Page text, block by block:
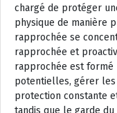
chargé de protéger
physique de manière
rapprochée se
rapprochée et
rapprochée est formé
potentielles, gérer les
protection constante
tandis que le garde